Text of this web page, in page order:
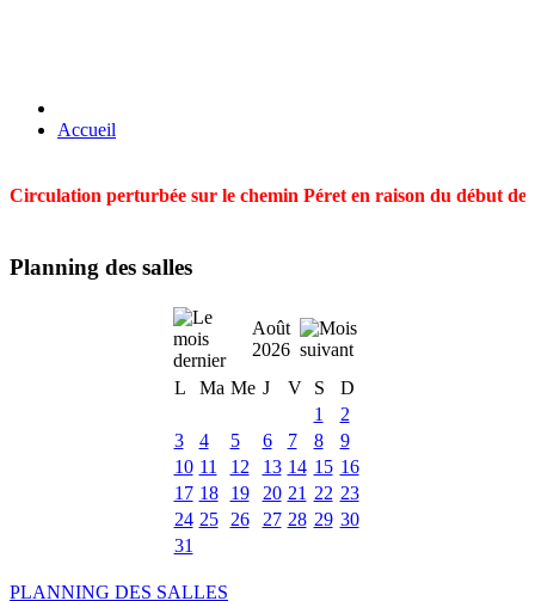
Accueil
Circulation perturbée sur le chemin Péret en raison du début
Planning des salles
Août
2026
L
Ma Me J V S
D
1
2
3
4 5 6 7 8
9
10 11 12 13 14 15 16
17 18 19 20 21 22 23
24 25 26 27 28 29 30
31
PLANNING DES SALLES